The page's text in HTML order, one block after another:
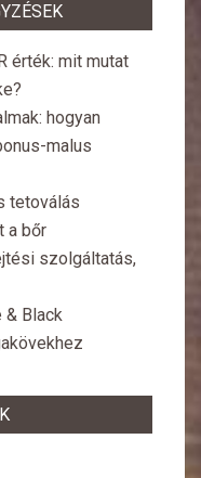
érték: mit mutat
hogyan
malus
tetoválás
a bőr
szolgáltatás,
& Black